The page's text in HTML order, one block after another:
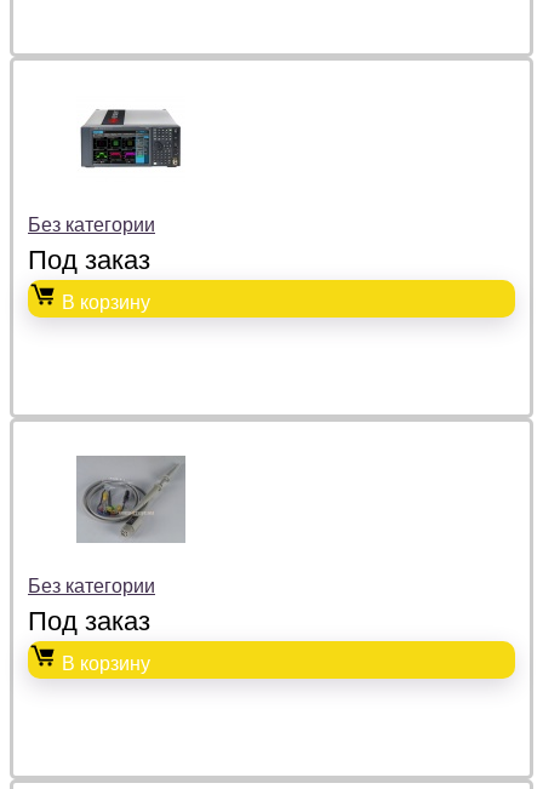
Без категории
Под заказ
В корзину
Без категории
Под заказ
В корзину